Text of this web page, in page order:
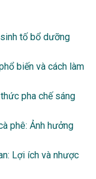
tố bổ dưỡng
biến và cách làm
pha chế sáng
phê: Ảnh hưởng
Lợi ích và nhược